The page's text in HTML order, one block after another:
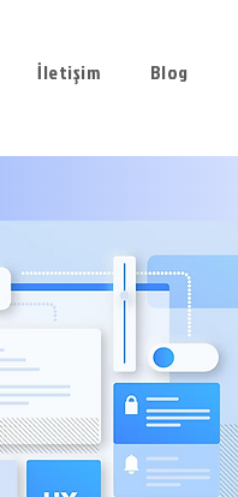
İletişim Blog